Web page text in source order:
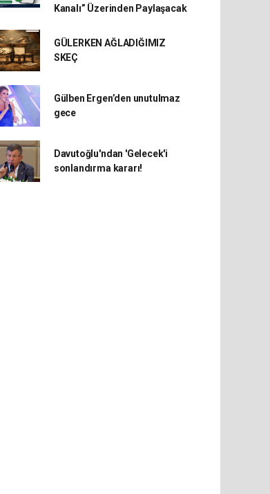
Kanalı” Üzerinden Paylaşacak
GÜLERKEN AĞLADIĞIMIZ
SKEÇ
Gülben Ergen’den unutulmaz
gece
Davutoğlu'ndan 'Gelecek'i
sonlandırma kararı!